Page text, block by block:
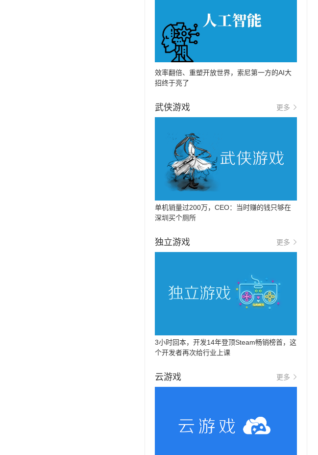
效率翻倍、重塑开放世界，索尼第一方的AI大
招终于亮了
武侠游戏 更多
单机销量过200万，CEO：当时赚的钱只够在
深圳买个厕所
独立游戏 更多
3小时回本，开发14年登顶Steam畅销榜首，这
个开发者再次给行业上课
云游戏 更多